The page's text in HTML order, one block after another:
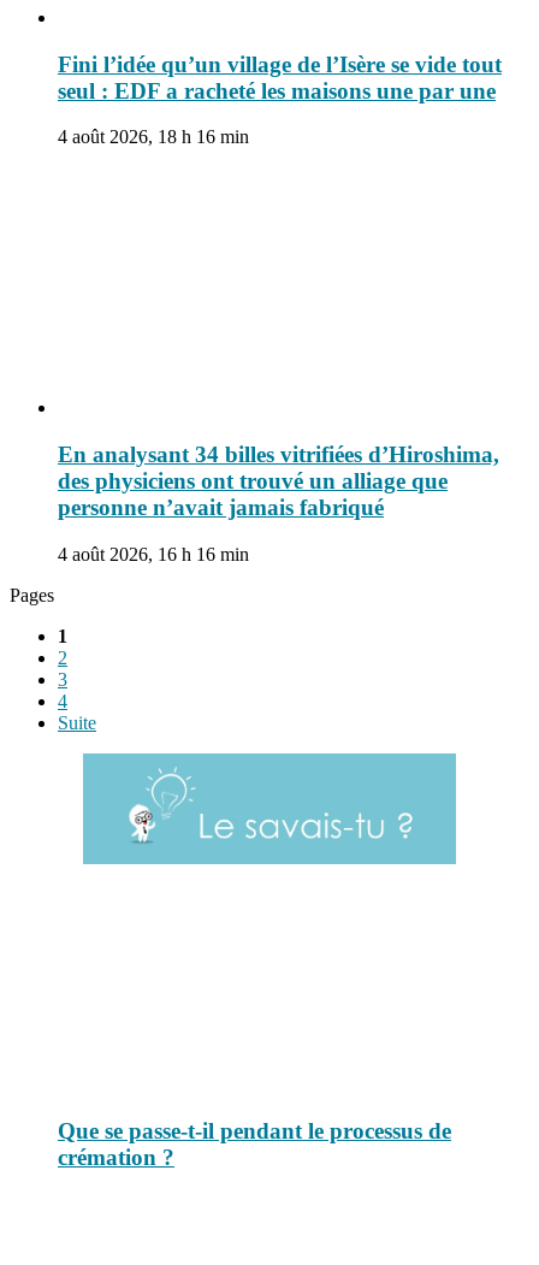
Fini l’idée qu’un village de l’Isère se vide tout
seul : EDF a racheté les maisons une par une
4 août 2026, 18 h 16 min
En analysant 34 billes vitrifiées d’Hiroshima,
des physiciens ont trouvé un alliage que
personne n’avait jamais fabriqué
4 août 2026, 16 h 16 min
Pages
1
2
3
4
Suite
Que se passe-t-il pendant le processus de
crémation ?